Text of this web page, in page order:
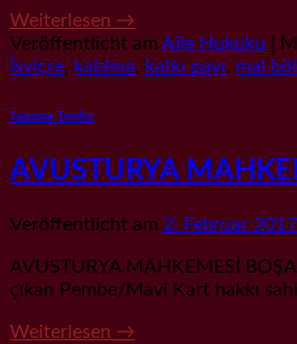
Weiterlesen →
Veröffentlicht am Aile Hukuku
İsviçre, katılma, katkı payı, mal
Tanıma Tenfiz
AVUSTURYA
Veröffentlicht am 2. Februar 2017
AVUSTURYA MAHKEMESİ
çıkan Pembe/Mavi Kart hakkı
Weiterlesen →